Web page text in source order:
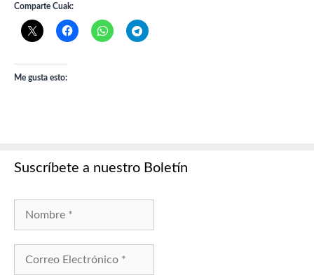
Comparte Cuak:
Me gusta esto:
Suscríbete a nuestro Boletín